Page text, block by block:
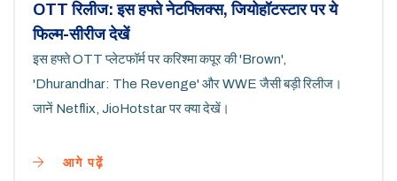
OTT रिलीज: इस हफ्ते नेटफ्लिक्स, जियोहॉटस्टार पर ये
फिल्म-सीरीज देखें
इस हफ्ते OTT प्लेटफॉर्म पर करिश्मा कपूर की 'Brown',
'Dhurandhar: The Revenge' और WWE जैसी बड़ी रिलीज।
जानें Netflix, JioHotstar पर क्या देखें।
आगे पढ़ें